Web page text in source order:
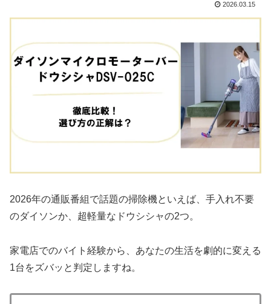
2026.03.15
2026年の通販番組で話題の掃除機といえば、手入れ不要
のダイソンか、超軽量なドウシシャの2つ。
家電店でのバイト経験から、あなたの生活を劇的に変える
1台をズバッと判定しますね。